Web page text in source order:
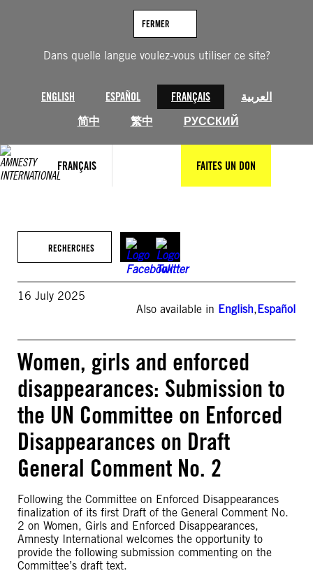
Dans quelle langue voulez-vous utiliser ce site?
ENGLISH ESPAÑOL FRANÇAIS
العربية
简中
繁中 РУССКИЙ
FERMER
FRANÇAIS FAITES UN DON
RECHERCHES
16 July 2025
Also available in English,Español
Women, girls and enforced
disappearances: Submission to
the UN Committee on Enforced
Disappearances on Draft
General Comment No. 2
Following the Committee on Enforced Disappearances
finalization of its first Draft of the General Comment No.
2 on Women, Girls and Enforced Disappearances,
Amnesty International welcomes the opportunity to
provide the following submission commenting on the
Committee’s draft text.